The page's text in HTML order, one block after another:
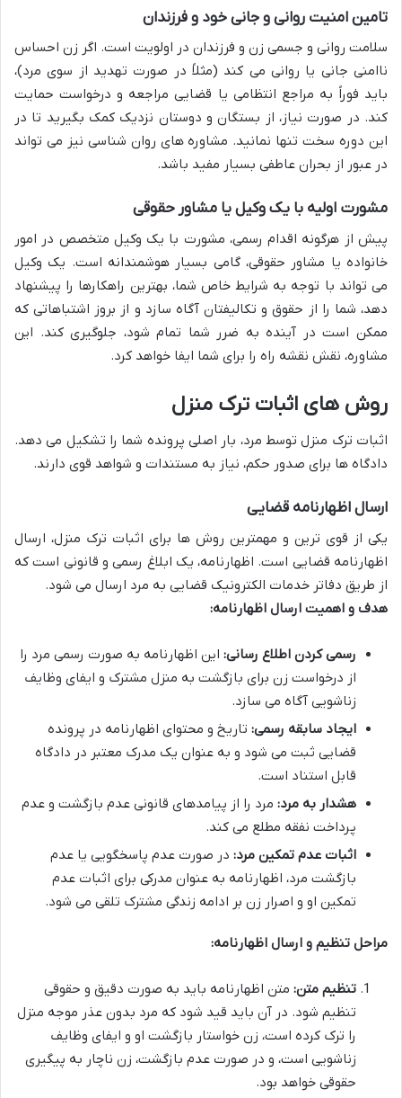
تامین امنیت روانی و جانی خود و فرزندان
سلامت روانی و جسمی زن و فرزندان در اولویت است. اگر زن احساس
ناامنی جانی یا روانی می کند (مثلاً در صورت تهدید از سوی مرد)،
باید فوراً به مراجع انتظامی یا قضایی مراجعه و درخواست حمایت
کند. در صورت نیاز، از بستگان و دوستان نزدیک کمک بگیرید تا در
این دوره سخت تنها نمانید. مشاوره های روان شناسی نیز می تواند
در عبور از بحران عاطفی بسیار مفید باشد.
مشورت اولیه با یک وکیل یا مشاور حقوقی
پیش از هرگونه اقدام رسمی، مشورت با یک وکیل متخصص در امور
خانواده یا مشاور حقوقی، گامی بسیار هوشمندانه است. یک وکیل
می تواند با توجه به شرایط خاص شما، بهترین راهکارها را پیشنهاد
دهد، شما را از حقوق و تکالیفتان آگاه سازد و از بروز اشتباهاتی که
ممکن است در آینده به ضرر شما تمام شود، جلوگیری کند. این
مشاوره، نقش نقشه راه را برای شما ایفا خواهد کرد.
روش های اثبات ترک منزل
اثبات ترک منزل توسط مرد، بار اصلی پرونده شما را تشکیل می دهد.
دادگاه ها برای صدور حکم، نیاز به مستندات و شواهد قوی دارند.
ارسال اظهارنامه قضایی
یکی از قوی ترین و مهمترین روش ها برای اثبات ترک منزل، ارسال
اظهارنامه قضایی است. اظهارنامه، یک ابلاغ رسمی و قانونی است که
از طریق دفاتر خدمات الکترونیک قضایی به مرد ارسال می شود.
هدف و اهمیت ارسال اظهارنامه:
رسمی کردن اطلاع رسانی: این اظهارنامه به صورت رسمی مرد را
از درخواست زن برای بازگشت به منزل مشترک و ایفای وظایف
زناشویی آگاه می سازد.
ایجاد سابقه رسمی: تاریخ و محتوای اظهارنامه در پرونده
قضایی ثبت می شود و به عنوان یک مدرک معتبر در دادگاه
قابل استناد است.
هشدار به مرد: مرد را از پیامدهای قانونی عدم بازگشت و عدم
پرداخت نفقه مطلع می کند.
اثبات عدم تمکین مرد: در صورت عدم پاسخگویی یا عدم
بازگشت مرد، اظهارنامه به عنوان مدرکی برای اثبات عدم
تمکین او و اصرار زن بر ادامه زندگی مشترک تلقی می شود.
مراحل تنظیم و ارسال اظهارنامه:
تنظیم متن: متن اظهارنامه باید به صورت دقیق و حقوقی
تنظیم شود. در آن باید قید شود که مرد بدون عذر موجه منزل
را ترک کرده است، زن خواستار بازگشت او و ایفای وظایف
زناشویی است، و در صورت عدم بازگشت، زن ناچار به پیگیری
حقوقی خواهد بود.